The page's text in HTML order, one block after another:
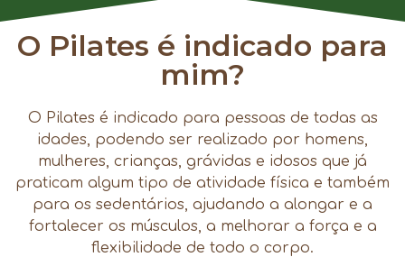
O Pilates é indicado para
mim?
O Pilates é indicado para pessoas de todas as
idades, podendo ser realizado por homens,
mulheres, crianças, grávidas e idosos que já
praticam algum tipo de atividade física e também
para os sedentários, ajudando a alongar e a
fortalecer os músculos, a melhorar a força e a
flexibilidade de todo o corpo.